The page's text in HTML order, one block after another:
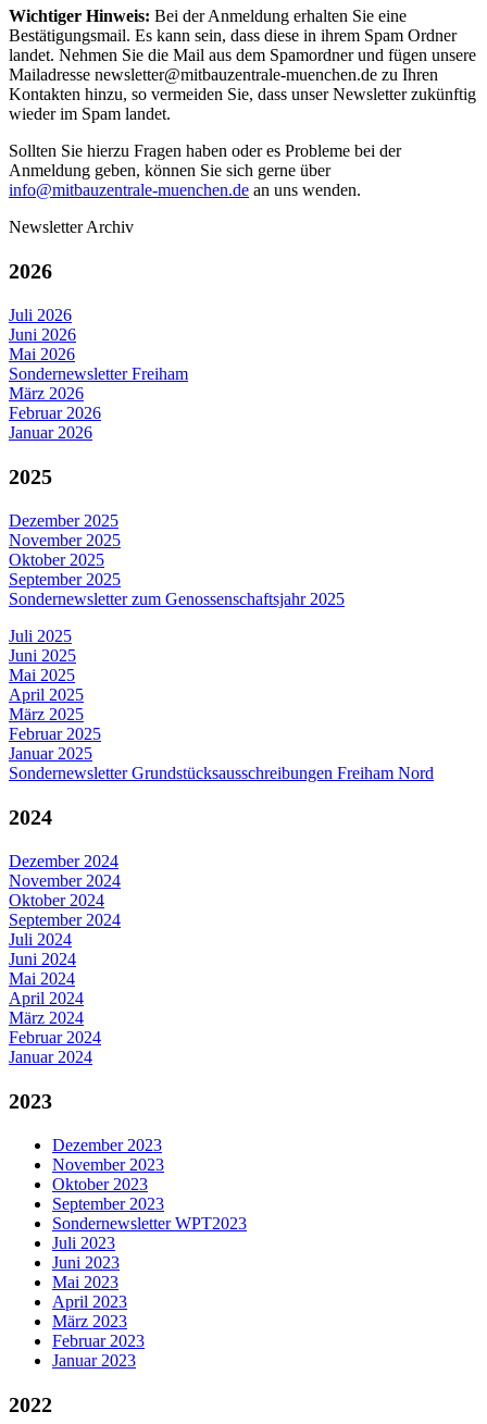
Wichtiger Hinweis: Bei der Anmeldung erhalten Sie eine
Bestätigungsmail. Es kann sein, dass diese in ihrem Spam Ordner
landet. Nehmen Sie die Mail aus dem Spamordner und fügen unsere
Mailadresse newsletter@mitbauzentrale-muenchen.de zu Ihren
Kontakten hinzu, so vermeiden Sie, dass unser Newsletter zukünftig
wieder im Spam landet.
Sollten Sie hierzu Fragen haben oder es Probleme bei der
Anmeldung geben, können Sie sich gerne über
info@mitbauzentrale-muenchen.de an uns wenden.
Newsletter Archiv
2026
Juli 2026
Juni 2026
Mai 2026
Sondernewsletter Freiham
März 2026
Februar 2026
Januar 2026
2025
Dezember 2025
November 2025
Oktober 2025
September 2025
Sondernewsletter zum Genossenschaftsjahr 2025
Juli 2025
Juni 2025
Mai 2025
April 2025
März 2025
Februar 2025
Januar 2025
Sondernewsletter Grundstücksausschreibungen Freiham Nord
2024
Dezember 2024
November 2024
Oktober 2024
September 2024
Juli 2024
Juni 2024
Mai 2024
April 2024
März 2024
Februar 2024
Januar 2024
2023
Dezember 2023
November 2023
Oktober 2023
September 2023
Sondernewsletter WPT2023
Juli 2023
Juni 2023
Mai 2023
April 2023
März 2023
Februar 2023
Januar 2023
2022